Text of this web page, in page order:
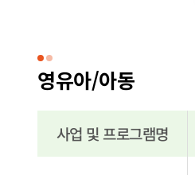
영유아/아동
사업 및 프로그램명